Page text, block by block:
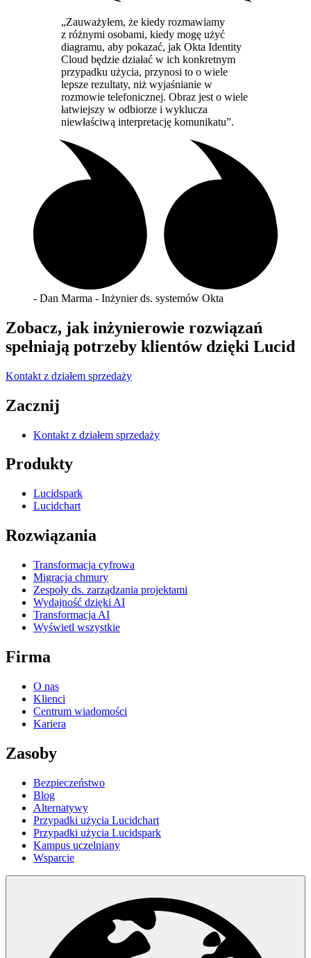
„Zauważyłem, że kiedy rozmawiamy
z różnymi osobami, kiedy mogę użyć
diagramu, aby pokazać, jak Okta Identity
Cloud będzie działać w ich konkretnym
przypadku użycia, przynosi to o wiele
lepsze rezultaty, niż wyjaśnianie w
rozmowie telefonicznej. Obraz jest o wiele
łatwiejszy w odbiorze i wyklucza
niewłaściwą interpretację komunikatu”.
- Dan Marma - Inżynier ds. systemów Okta
Zobacz, jak inżynierowie rozwiązań
spełniają potrzeby klientów dzięki Lucid
Kontakt z działem sprzedaży
Zacznij
Kontakt z działem sprzedaży
Produkty
Lucidspark
Lucidchart
Rozwiązania
Transformacja cyfrowa
Migracja chmury
Zespoły ds. zarządzania projektami
Wydajność dzięki AI
Transformacja AI
Wyświetl wszystkie
Firma
O nas
Klienci
Centrum wiadomości
Kariera
Zasoby
Bezpieczeństwo
Blog
Alternatywy
Przypadki użycia Lucidchart
Przypadki użycia Lucidspark
Kampus uczelniany
Wsparcie